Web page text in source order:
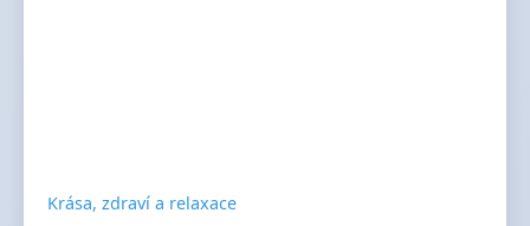
Krása, zdraví a relaxace